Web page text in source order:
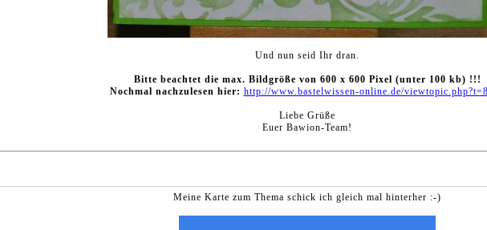
Und nun seid Ihr dran.
Bitte beachtet die max. Bildgröße von 600 x 600 Pixel (unter 100 kb) !!!
Nochmal nachzulesen hier: http://www.bastelwissen-online.de/
Liebe Grüße
Euer Bawion-Team!
Meine Karte zum Thema schick ich gleich mal hinterher :-)